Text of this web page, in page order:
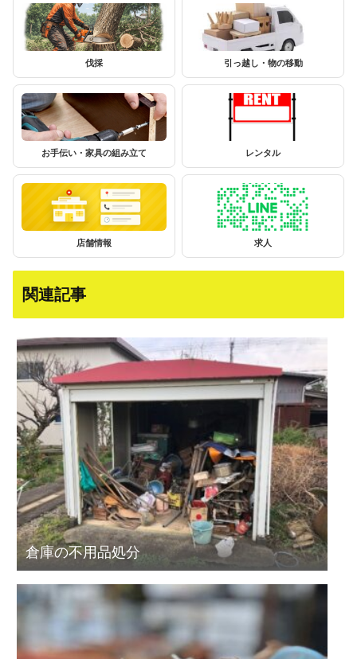
伐採 引っ越し・物の移動
お手伝い・家具の組み立て レンタル
店舗情報 求人
関連記事
倉庫の不用品処分